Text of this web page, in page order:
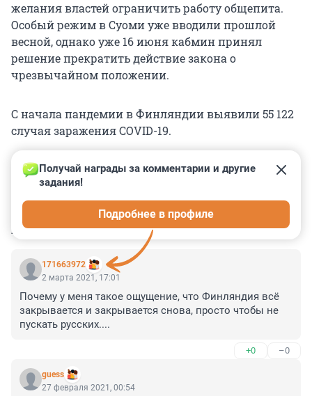
желания властей ограничить работу общепита.
Особый режим в Суоми уже вводили прошлой
весной, однако уже 16 июня кабмин принял
решение прекратить действие закона о
чрезвычайном положении.
С начала пандемии в Финляндии выявили 55 122
случая заражения COVID-19.
КОММЕНТАРИИ 34
171663972
Получай награды за комментарии и другие
задания!
Подробнее в профиле
2 марта 2021, 17:01
Почему у меня такое ощущение, что Финляндия всё
закрывается и закрывается снова, просто чтобы не
пускать русских....
+0 –0
guess
27 февраля 2021, 00:54